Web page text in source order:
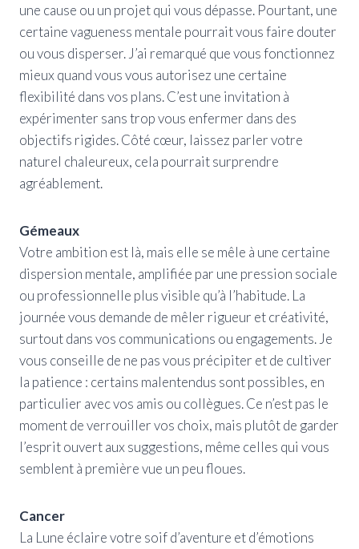
une cause ou un projet qui vous dépasse. Pourtant, une
certaine vagueness mentale pourrait vous faire douter
ou vous disperser. J’ai remarqué que vous fonctionnez
mieux quand vous vous autorisez une certaine
flexibilité dans vos plans. C’est une invitation à
expérimenter sans trop vous enfermer dans des
objectifs rigides. Côté cœur, laissez parler votre
naturel chaleureux, cela pourrait surprendre
agréablement.
Gémeaux
Votre ambition est là, mais elle se mêle à une certaine
dispersion mentale, amplifiée par une pression sociale
ou professionnelle plus visible qu’à l’habitude. La
journée vous demande de mêler rigueur et créativité,
surtout dans vos communications ou engagements. Je
vous conseille de ne pas vous précipiter et de cultiver
la patience : certains malentendus sont possibles, en
particulier avec vos amis ou collègues. Ce n’est pas le
moment de verrouiller vos choix, mais plutôt de garder
l’esprit ouvert aux suggestions, même celles qui vous
semblent à première vue un peu floues.
Cancer
La Lune éclaire votre soif d’aventure et d’émotions